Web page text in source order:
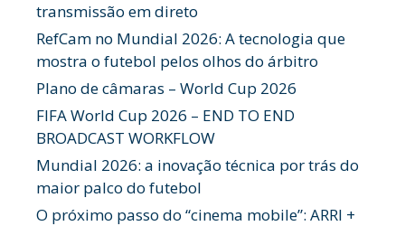
transmissão em direto
RefCam no Mundial 2026: A tecnologia que
mostra o futebol pelos olhos do árbitro
Plano de câmaras – World Cup 2026
FIFA World Cup 2026 – END TO END
BROADCAST WORKFLOW
Mundial 2026: a inovação técnica por trás do
maior palco do futebol
O próximo passo do “cinema mobile”: ARRI +